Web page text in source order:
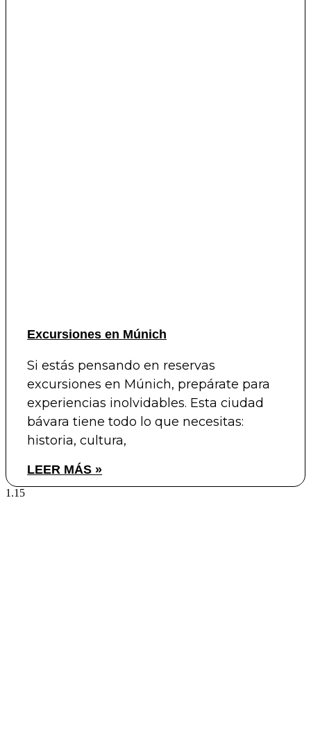
Excursiones en Múnich
Si estás pensando en reservas
excursiones en Múnich, prepárate para
experiencias inolvidables. Esta ciudad
bávara tiene todo lo que necesitas:
historia, cultura,
LEER MÁS »